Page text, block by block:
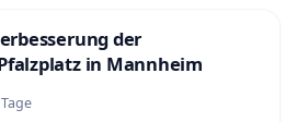
der
in Mannheim